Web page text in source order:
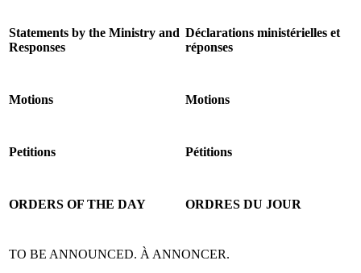
Statements by the Ministry and
Responses
Déclarations ministérielles et
réponses
Motions Motions
Petitions Pétitions
ORDERS OF THE DAY ORDRES DU JOUR
TO BE ANNOUNCED. À ANNONCER.